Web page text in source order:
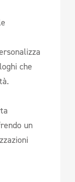
che
un